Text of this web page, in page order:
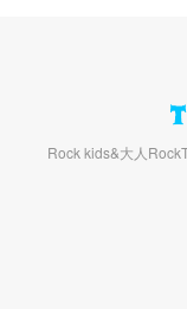
Rock kids&大人